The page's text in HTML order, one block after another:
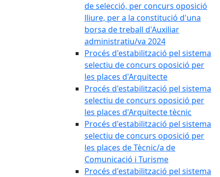
de selecció, per concurs oposició
lliure, per a la constitució d'una
borsa de treball d'Auxiliar
administratiu/va 2024
Procés d'estabilització pel sistema
selectiu de concurs oposició per
les places d'Arquitecte
Procés d'estabilització pel sistema
selectiu de concurs oposició per
les places d'Arquitecte tècnic
Procés d'estabilització pel sistema
selectiu de concurs oposició per
les places de Tècnic/a de
Comunicació i Turisme
Procés d'estabilització pel sistema